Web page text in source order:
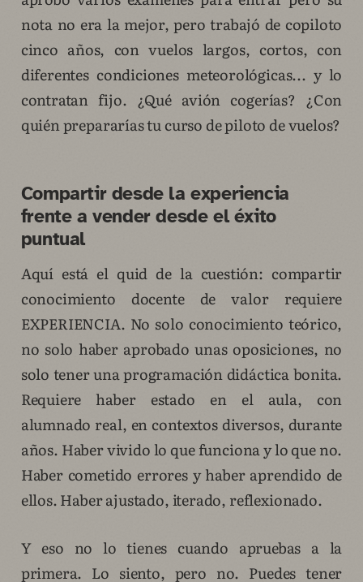
nota no era la mejor, pero trabajó de copiloto
cinco años, con vuelos largos, cortos, con
diferentes condiciones meteorológicas... y lo
contratan fijo. ¿Qué avión cogerías? ¿Con
quién prepararías tu curso de piloto de vuelos?
Compartir desde la experiencia
frente a vender desde el éxito
puntual
Aquí está el quid de la cuestión: compartir
conocimiento docente de valor requiere
EXPERIENCIA. No solo conocimiento teórico,
no solo haber aprobado unas oposiciones, no
solo tener una programación didáctica bonita.
Requiere haber estado en el aula, con
alumnado real, en contextos diversos, durante
años. Haber vivido lo que funciona y lo que no.
Haber cometido errores y haber aprendido de
ellos. Haber ajustado, iterado, reflexionado.
Y eso no lo tienes cuando apruebas a la
primera. Lo siento, pero no. Puedes tener